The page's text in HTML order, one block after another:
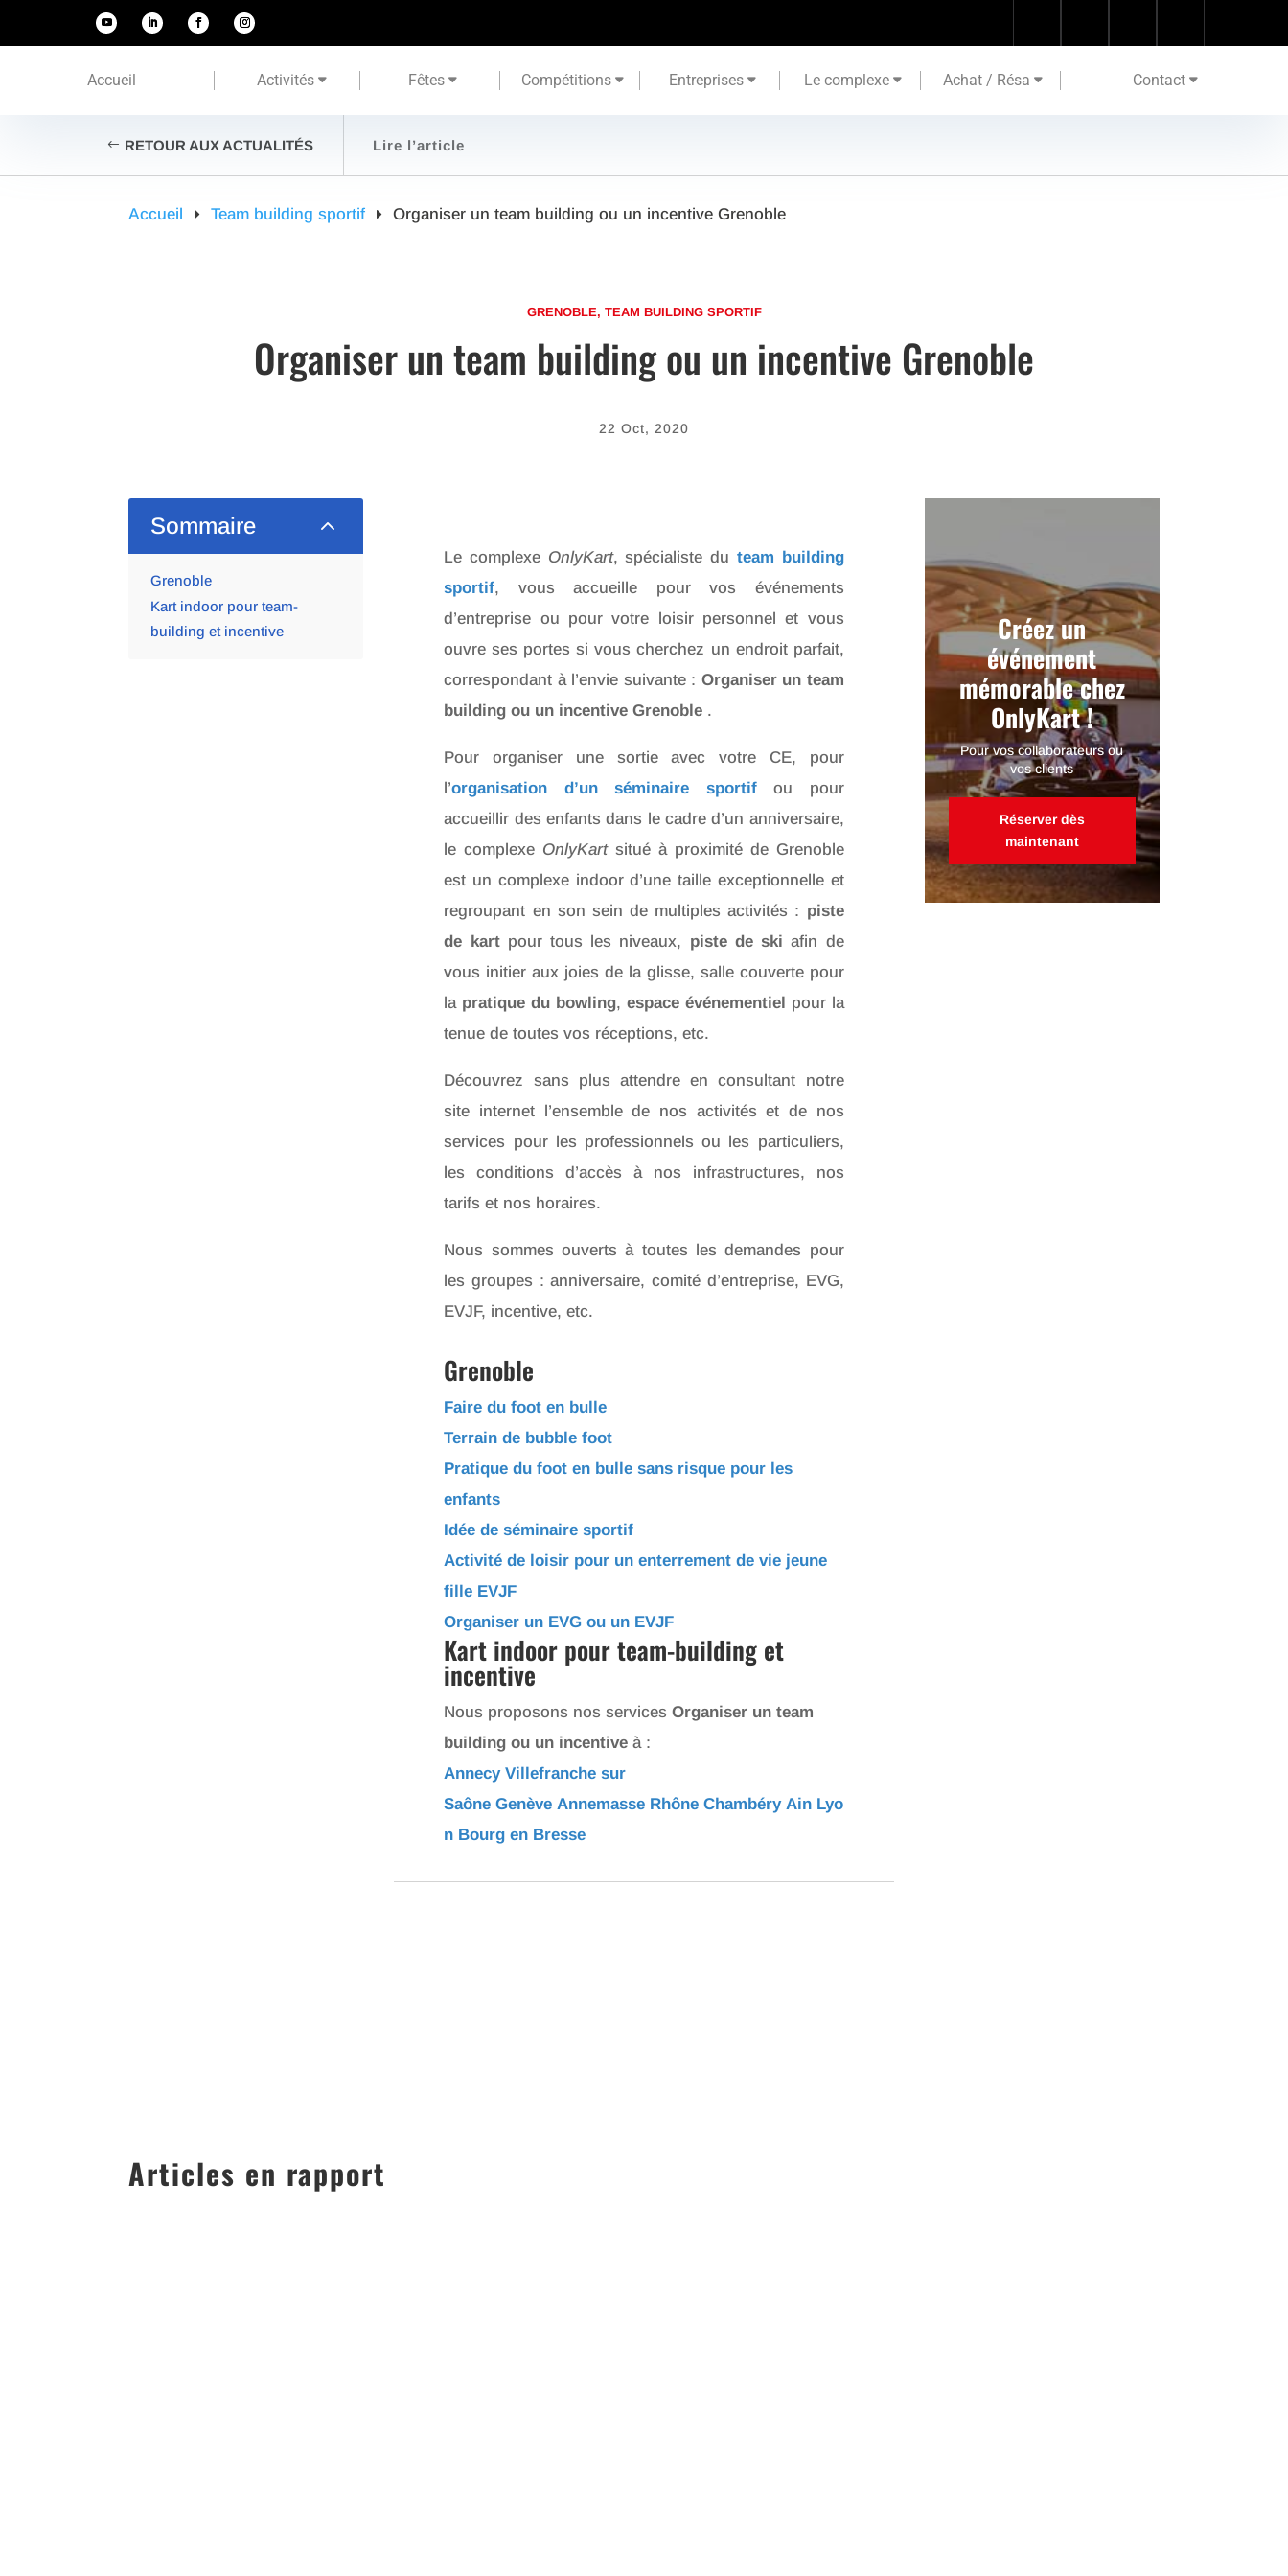
Accueil Activités Fêtes Compétitions Entreprises Le complexe Achat / Résa Contact
RETOUR AUX ACTUALITÉS Lire l’article
Accueil Team building sportif Organiser un team building ou un incentive Grenoble
GRENOBLE, TEAM BUILDING SPORTIF
Organiser un team building ou un incentive Grenoble
22 Oct, 2020
Sommaire 2
Grenoble
Kart indoor pour team-
building et incentive
Le complexe OnlyKart, spécialiste du team building
sportif, vous accueille pour vos événements
d’entreprise ou pour votre loisir personnel et vous
ouvre ses portes si vous cherchez un endroit parfait,
correspondant à l’envie suivante : Organiser un team
building ou un incentive Grenoble .
Pour organiser une sortie avec votre CE, pour
l’organisation d’un séminaire sportifou pour
accueillir des enfants dans le cadre d’un anniversaire,
le complexe OnlyKartsitué à proximité de Grenoble
est un complexe indoor d’une taille exceptionnelle et
regroupant en son sein de multiples activités : piste
de kartpour tous les niveaux, piste de ski afin de
vous initier aux joies de la glisse, salle couverte pour
la pratique du bowling, espace événementiel
pour la
tenue de toutes vos réceptions, etc.
Découvrez sans plus attendre en consultant notre
site internet l’ensemble de nos activités et de nos
services pour les professionnels ou les particuliers,
les conditions d’accès à nos infrastructures, nos
tarifs et nos horaires.
Nous sommes ouverts à toutes les demandes pour
les groupes : anniversaire, comité d’entreprise, EVG,
EVJF, incentive, etc.
Grenoble
Faire du foot en bulle
Terrain de bubble foot
Pratique du foot en bulle sans risque pour les
enfants
Idée de séminaire sportif
Activité de loisir pour un enterrement de vie jeune
fille EVJF
Organiser un EVG ou un EVJF
Kart indoor pour team-building et
incentive
Nous proposons nos servicesOrganiser un team
building ou un incentive à :
AnnecyVillefranche sur
SaôneGenèveAnnemasse RhôneChambéryAin Lyo
n Bourg en Bresse
Créez un
événement
mémorable chez
OnlyKart !
Pour vos collaborateurs ou
vos clients
Réserver dès
maintenant
Articles en rapport